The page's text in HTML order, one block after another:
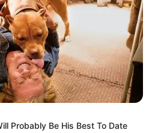
Probably Be His Best To Date